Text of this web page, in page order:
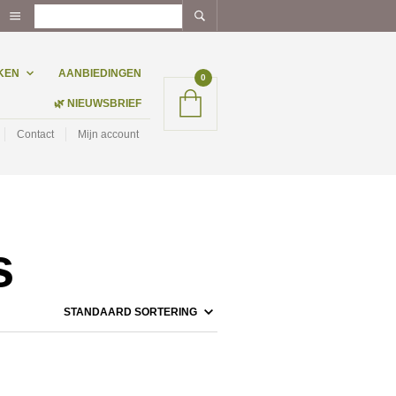
AANBIEDINGEN
🌿 NIEUWSBRIEF
Contact Mijn account
0